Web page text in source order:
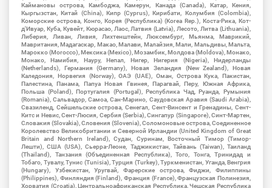
Каймановы острова, Камбоджа, Камерун, Канада (Canada), Катар, Кения,
Кыргызстан, Китай (China), Кипр (Cyprus), Кирибати, Колумбия (Colombia),
Коморские острова, Конго, Корея (Республика) (Korea Rep.), Коста-Рика, Кот-
д'Ивуар, Куба, Кувейт, Кюрасао, Лаос, Латвия (Latvia), Лесото, Литва (Lithuania),
Либерия, Ливан, Ливия, Лихтенштейн, Люксембург, Мьянма, Маврикий,
Мавритания, Мадагаскар, Макао, Малави, Малайзия, Мали, Мальдивы, Мальта,
Марокко (Morocco), Мексика (Mexico), Мозамбик, Молдова (Moldova), Монако,
Монако, Намибия, Науру, Непал, Нигер, Нигерия (Nigeria), Нидерланды
(Netherlands), Германия (Germany), Новая Зеландия (New Zealand), Новая
Каледония, Норвегия (Norway), ОАЭ (UAE), Оман, Острова Кука, Пакистан,
Палестина, Панама, Папуа Новая Гвинея, Парагвай, Перу, Южная Африка,
Польша (Poland), Португалия (Portugal), Республика Чад, Руанда, Румыния
(Romania), Сальвадор, Самоа, Сан-Марино, Саудовская Аравия (Saudi Arabia),
Свазиленд, Сейшельские острова, Сенегал, Сент-Винсент и Гренадины, Сент-
Китс и Невис, Сент-Люсия, Сербия (Serbia), Сингапур (Singapore), Синт-Мартен,
Словакия (Slovakia), Словения (Slovenia), Соломоновые острова, Соединенное
Королевство Великобритании и Северной Ирландии (United Kingdom of Great
Britain and Northern Ireland), Судан, Суринам, Восточный Тимор (Тимор-
Лешти), США (USA), Сьерра-Леоне, Таджикистан, Тайвань (Taiwan), Таиланд
(Thailand), Танзания (Объединенная Республика), Того, Тонга, Тринидад и
Тобаго, Тувалу, Тунис (Tunisia), Турция (Turkey), Туркменистан, Уганда, Венгрия
(Hungary), Узбекистан, Уругвай, Фарерские острова, Фиджи, Филиппины
(Philippines), Финляндия (Finland), Франция (France), Французская Полинезия,
Хорватия (Croatia), Центральноафриканская Республика, Чешская Республика